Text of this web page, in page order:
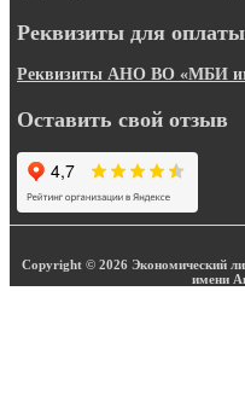
Реквизиты для оплаты
Реквизиты АНО ВО «МБИ
Оставить свой отзыв
Copyright © 2026 Экономический
имени